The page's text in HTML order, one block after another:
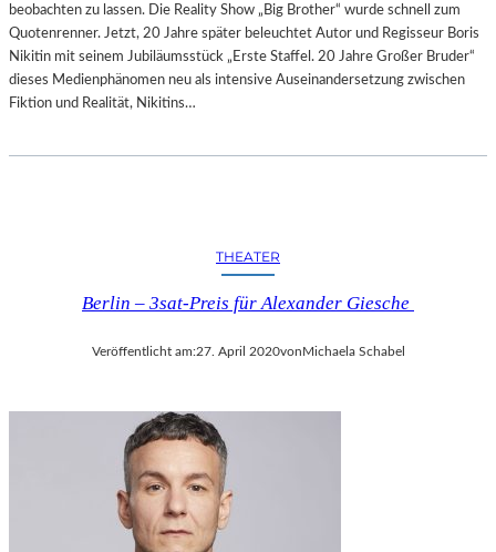
beobachten zu lassen. Die Reality Show „Big Brother“ wurde schnell zum
Quotenrenner. Jetzt, 20 Jahre später beleuchtet Autor und Regisseur Boris
Nikitin mit seinem Jubiläumsstück „Erste Staffel. 20 Jahre Großer Bruder“
dieses Medienphänomen neu als intensive Auseinandersetzung zwischen
Fiktion und Realität, Nikitins…
THEATER
Berlin – 3sat-Preis für Alexander Giesche
Veröffentlicht am:27. April 2020vonMichaela Schabel